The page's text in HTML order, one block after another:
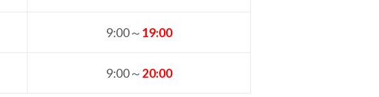
9:00～ 19:00
9:00～ 20:00